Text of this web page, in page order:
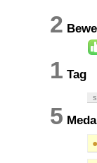
2
1
5
●